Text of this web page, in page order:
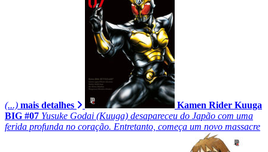
(...) mais detalhes
Kamen Rider Kuuga
BIG #07 Yusuke Godai (Kuuga) desapareceu do Japão com uma
ferida profunda no coração. Entretanto, começa um novo massacre